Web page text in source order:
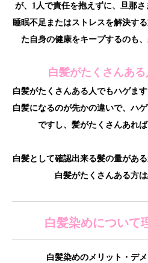
が、1人で責任を抱えずに、旦那
睡眠不足またはストレスを解決す
た自身の健康をキープするのも
白髪がたくさんあ
白髪がたくさんある人でもハゲま
白髪になるのが先かの違いで、ハ
ですし、髪がたくさんあれ
白髪として確認出来る髪の量があ
白髪がたくさんある方は
白髪染めについて
白髪染めのメリット・デ